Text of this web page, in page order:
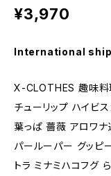
¥3,970
International
X-CLOTHES 趣味料
チューリップ ハイビ
葉っぱ 薔薇 アロワ
パールーパー グッピ
トラ ミナミハコフグ